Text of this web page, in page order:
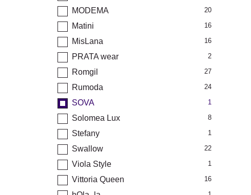
MODEMA 20
Matini 16
MisLana 16
PRATA wear 2
Romgil 27
Rumoda 24
SOVA 1
Solomea Lux 8
Stefany 1
Swallow 22
Viola Style 1
Vittoria Queen 16